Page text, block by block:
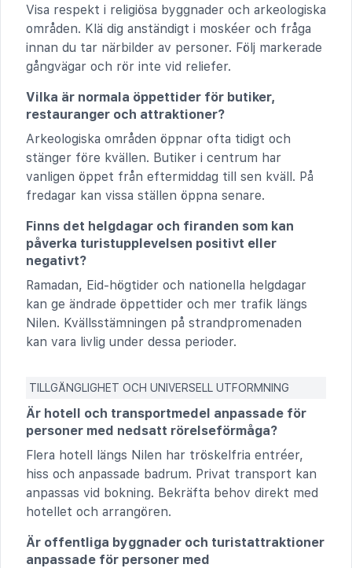
Visa respekt i religiösa byggnader och arkeologiska
områden. Klä dig anständigt i moskéer och fråga
innan du tar närbilder av personer. Följ markerade
gångvägar och rör inte vid reliefer.
Vilka är normala öppettider för butiker,
restauranger och attraktioner?
Arkeologiska områden öppnar ofta tidigt och
stänger före kvällen. Butiker i centrum har
vanligen öppet från eftermiddag till sen kväll. På
fredagar kan vissa ställen öppna senare.
Finns det helgdagar och firanden som kan
påverka turistupplevelsen positivt eller
negativt?
Ramadan, Eid-högtider och nationella helgdagar
kan ge ändrade öppettider och mer trafik längs
Nilen. Kvällsstämningen på strandpromenaden
kan vara livlig under dessa perioder.
TILLGÄNGLIGHET OCH UNIVERSELL UTFORMNING
Är hotell och transportmedel anpassade för
personer med nedsatt rörelseförmåga?
Flera hotell längs Nilen har tröskelfria entréer,
hiss och anpassade badrum. Privat transport kan
anpassas vid bokning. Bekräfta behov direkt med
hotellet och arrangören.
Är offentliga byggnader och turistattraktioner
anpassade för personer med